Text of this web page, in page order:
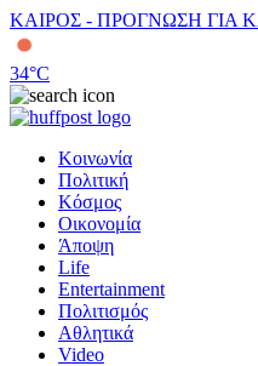
ΚΑΙΡΟΣ - ΠΡΟΓΝΩΣΗ ΓΙΑ
34°C
Κοινωνία
Πολιτική
Κόσμος
Οικονομία
Άποψη
Life
Entertainment
Πολιτισμός
Αθλητικά
Video